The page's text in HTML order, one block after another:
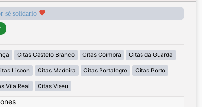
sé solidario
Citas Castelo Branco Citas Coimbra Citas da Guarda
Lisbon Citas Madeira Citas Portalegre Citas Porto
Vila Real Citas Viseu